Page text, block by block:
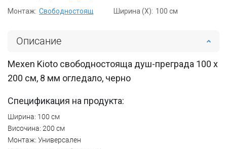
Монтаж: Свободностоящ Ширина (X): 100 см
Описание
Mexen Kioto свободностояща душ-преграда 100 x
200 см, 8 мм огледало, черно
Спецификация на продукта:
Ширина: 100 см
Височина: 200 см
Монтаж: Универсален